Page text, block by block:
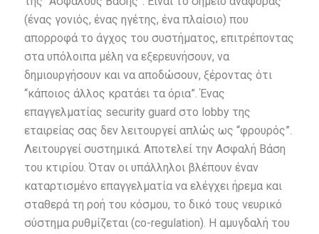
(ένας γονιός, ένας ηγέτης, ένα πλαίσιο) που
απορροφά το άγχος του συστήματος, επιτρέποντας
στα υπόλοιπα μέλη να εξερευνήσουν, να
δημιουργήσουν και να αποδώσουν, ξέροντας ότι
“κάποιος άλλος κρατάει τα όρια”. Ένας
επαγγελματίας security guard στο lobby της
εταιρείας σας δεν λειτουργεί απλώς ως “φρουρός”.
Λειτουργεί συστημικά. Αποτελεί την Ασφαλή Βάση
του κτιρίου. Όταν οι υπάλληλοι βλέπουν έναν
καταρτισμένο επαγγελματία να ελέγχει ήρεμα και
σταθερά τη ροή του κόσμου, το δικό τους νευρικό
σύστημα ρυθμίζεται (co-regulation). Η αμυγδαλή του